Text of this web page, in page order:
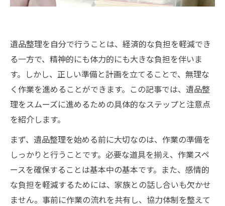
遺品整理を自分で行うことは、経済的な負担を軽減でき
る一方で、精神的にも体力的にも大きな負担を伴いま
す。しかし、正しい準備と計画を立てることで、無理な
く作業を進めることができます。この記事では、遺品整
理をスムーズに進めるための具体的なステップと注意点
を紹介します。
まず、遺品整理を始める前に大切なのは、作業の準備を
しっかりと行うことです。必要な道具を揃え、作業スペ
ースを確保することは基本中の基本です。また、感情的
な負担を軽減するためには、家族との話し合いも欠かせ
ません。事前に作業の流れを共有し、協力体制を整えて